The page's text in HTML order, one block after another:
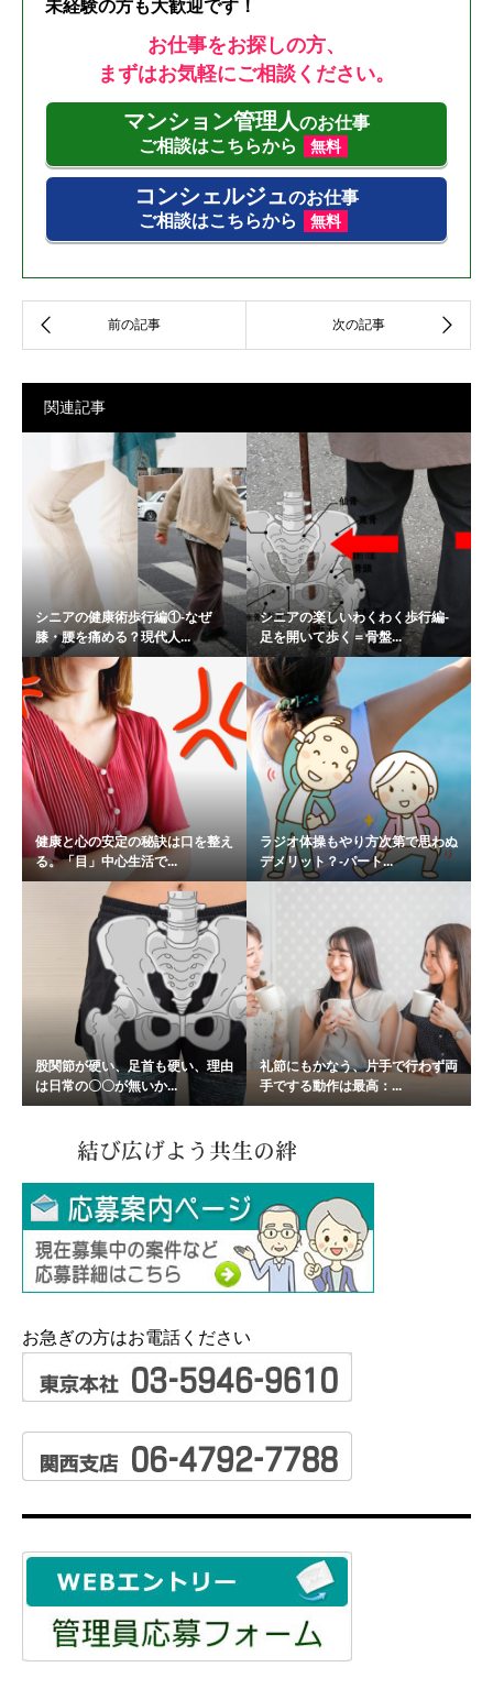
未経験の方も大歓迎です！
お仕事をお探しの方、
まずはお気軽にご相談ください。
マンション管理人のお仕事
ご相談はこちらから
無料
コンシェルジュのお仕事
ご相談はこちらから
無料
関連記事
シニアの健康術歩行編①-なぜ
膝・腰を痛める？現代人...
シニアの楽しいわくわく歩行編-
足を開いて歩く＝骨盤...
健康と心の安定の秘訣は口を整え
る。「目」中心生活で...
ラジオ体操もやり方次第で思わぬ
デメリット？-パート...
股関節が硬い、足首も硬い、理由
は日常の〇〇が無いか...
礼節にもかなう、片手で行わず両
手でする動作は最高：...
お急ぎの方はお電話ください